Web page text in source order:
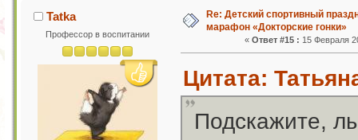
Tatka
Профессор в воспитании
Re: Детский спортивный
марафон «Докторские гонки»
« Ответ #15 : 15 Февраля
Цитата:
Подскажите,